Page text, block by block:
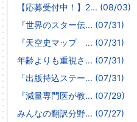
【応募受付中！】2... (08/03)
『世界のスター伝... (07/31)
『天空史マップ ... (07/31)
年齢よりも重視さ... (07/31)
「出版持込ステー... (07/31)
『減量専門医が教... (07/29)
みんなの翻訳分野... (07/27)